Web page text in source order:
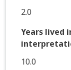
2.0
Years lived
10.0